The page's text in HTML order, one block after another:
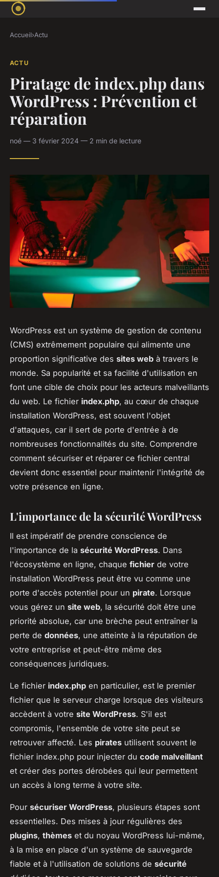
Accueil›Actu
ACTU
Piratage de index.php dans
WordPress : Prévention et
réparation
noé — 3 février 2024 — 2 min de lecture
WordPress est un système de gestion de contenu
(CMS) extrêmement populaire qui alimente une
proportion significative des sites web à travers le
monde. Sa popularité et sa facilité d'utilisation en
font une cible de choix pour les acteurs malveillants
du web. Le fichier index.php, au cœur de chaque
installation WordPress, est souvent l'objet
d'attaques, car il sert de porte d'entrée à de
nombreuses fonctionnalités du site. Comprendre
comment sécuriser et réparer ce fichier central
devient donc essentiel pour maintenir l'intégrité de
votre présence en ligne.
L'importance de la sécurité WordPress
Il est impératif de prendre conscience de
l'importance de la sécurité WordPress. Dans
l'écosystème en ligne, chaque fichier de votre
installation WordPress peut être vu comme une
porte d'accès potentiel pour un pirate. Lorsque
vous gérez un site web, la sécurité doit être une
priorité absolue, car une brèche peut entraîner la
perte de données, une atteinte à la réputation de
votre entreprise et peut-être même des
conséquences juridiques.
Le fichier index.php en particulier, est le premier
fichier que le serveur charge lorsque des visiteurs
accèdent à votre site WordPress. S'il est
compromis, l'ensemble de votre site peut se
retrouver affecté. Les pirates utilisent souvent le
fichier index.php pour injecter du code malveillant
et créer des portes dérobées qui leur permettent
un accès à long terme à votre site.
Pour sécuriser WordPress, plusieurs étapes sont
essentielles. Des mises à jour régulières des
plugins, thèmes et du noyau WordPress lui-même,
à la mise en place d'un système de sauvegarde
fiable et à l'utilisation de solutions de sécurité